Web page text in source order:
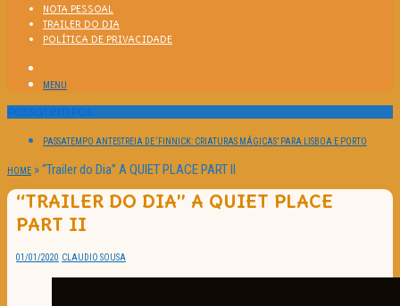
NOTA PESSOAL
TRAILER DO DIA
POLÍTICA DE PRIVACIDADE
MENU
Passatempos
PASSATEMPO ANTESTREIA DE ‘FINNICK: CRIATURAS MÁGICAS’ PARA LISBOA E PORTO
HOME »“Trailer do Dia” A QUIET PLACE PART II
“TRAILER DO DIA” A QUIET PLACE
PART II
01/01/2020 CLAUDIO SOUSA